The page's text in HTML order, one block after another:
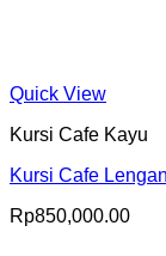
Quick View
Kursi Cafe Kayu
Kursi Cafe
Rp850,000.00